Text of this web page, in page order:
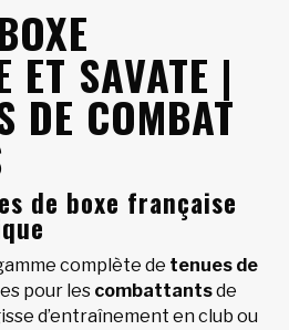
ET SAVATE |
DE COMBAT
de boxe française
complète de tenues de
pour les combattantsde
d’entraînement en club ou